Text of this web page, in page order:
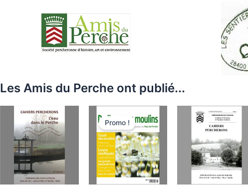
Les Amis du Perche ont publié...
Promo !
prix
initial
était :
7,80€.
prix
actuel
est :
6,30€.